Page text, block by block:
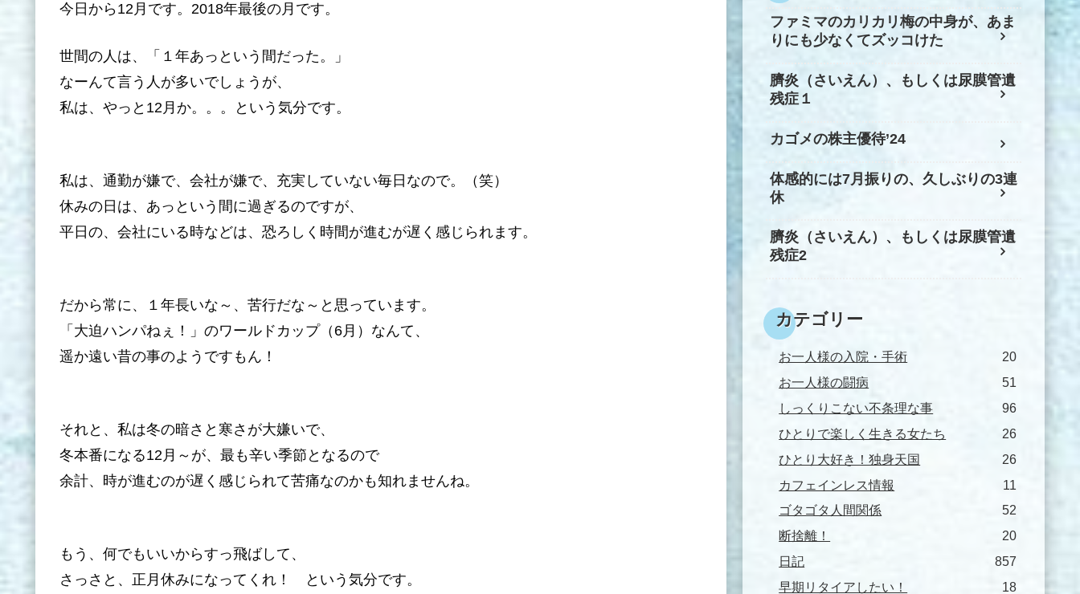
今日から12月です。2018年最後の月です。
世間の人は、「１年あっという間だった。」
なーんて言う人が多いでしょうが、
私は、やっと12月か。。。という気分です。
私は、通勤が嫌で、会社が嫌で、充実していない毎日なので。（笑）
休みの日は、あっという間に過ぎるのですが、
平日の、会社にいる時などは、恐ろしく時間が進むが遅く感じられます。
だから常に、１年長いな～、苦行だな～と思っています。
「大迫ハンパねぇ！」のワールドカップ（6月）なんて、
遥か遠い昔の事のようですもん！
それと、私は冬の暗さと寒さが大嫌いで、
冬本番になる12月～が、最も辛い季節となるので
余計、時が進むのが遅く感じられて苦痛なのかも知れませんね。
もう、何でもいいからすっ飛ばして、
さっさと、正月休みになってくれ！ という気分です。
ファミマのカリカリ梅の中身が、あま
りにも少なくてズッコけた
臍炎（さいえん）、もしくは尿膜管遺
残症１
カゴメの株主優待’24
体感的には7月振りの、久しぶりの3連
休
臍炎（さいえん）、もしくは尿膜管遺
残症2
カテゴリー
お一人様の入院・手術
20
お一人様の闘病
51
しっくりこない不条理な事
96
ひとりで楽しく生きる女たち
26
ひとり大好き！独身天国
26
カフェインレス情報
11
ゴタゴタ人間関係
52
断捨離！
20
日記
857
早期リタイアしたい！
18